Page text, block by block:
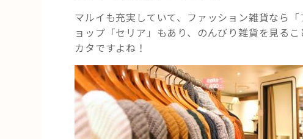
マルイも充実していて、ファッション雑貨なら
ョップ「セリア」もあり、のんびり雑貨を見る
カタですよね！